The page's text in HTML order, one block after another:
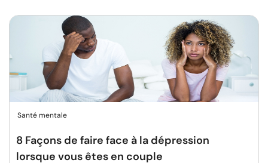
Santé mentale
8 Façons de faire face à la dépression
lorsque vous êtes en couple